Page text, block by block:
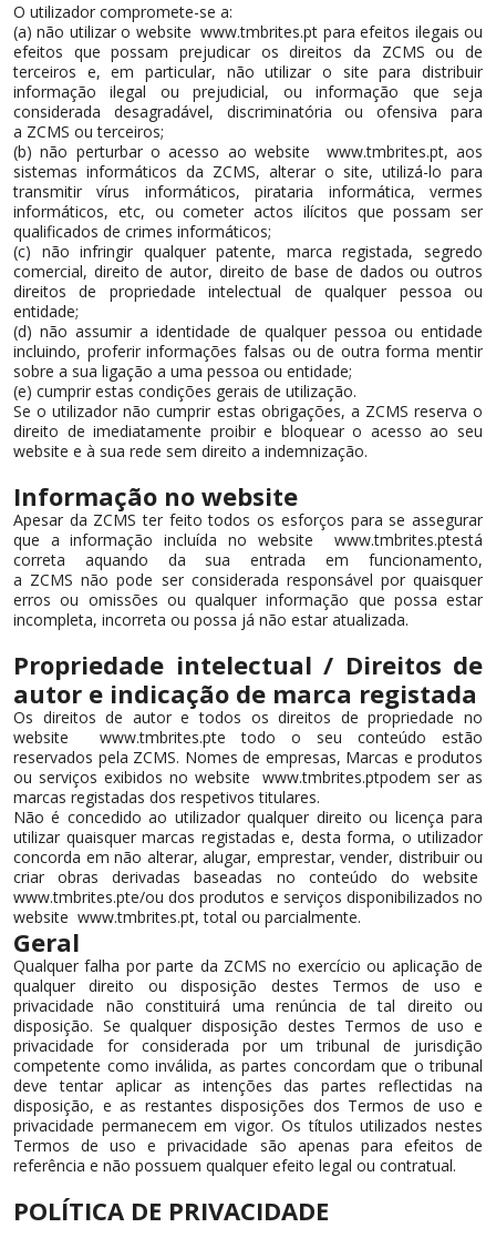
O utilizador compromete-se a:
(a) não utilizar o website www.tmbrites.pt para efeitos ilegais ou
efeitos que possam prejudicar os direitos da ZCMS ou de
terceiros e, em particular, não utilizar o site para distribuir
informação ilegal ou prejudicial, ou informação que seja
considerada desagradável, discriminatória ou ofensiva para
a ZCMS ou terceiros;
(b) não perturbar o acesso ao website www.tmbrites.pt, aos
sistemas informáticos da ZCMS, alterar o site, utilizá-lo para
transmitir vírus informáticos, pirataria informática, vermes
informáticos, etc, ou cometer actos ilícitos que possam ser
qualificados de crimes informáticos;
(c) não infringir qualquer patente, marca registada, segredo
comercial, direito de autor, direito de base de dados ou outros
direitos de propriedade intelectual de qualquer pessoa ou
entidade;
(d) não assumir a identidade de qualquer pessoa ou entidade
incluindo, proferir informações falsas ou de outra forma mentir
sobre a sua ligação a uma pessoa ou entidade;
(e) cumprir estas condições gerais de utilização.
Se o utilizador não cumprir estas obrigações, a ZCMS reserva o
direito de imediatamente proibir e bloquear o acesso ao seu
website e à sua rede sem direito a indemnização.
Informação no website
Apesar da ZCMS ter feito todos os esforços para se assegurar
que a informação incluída no website www.tmbrites.ptestá
correta aquando da sua entrada em funcionamento,
a ZCMS não pode ser considerada responsável por quaisquer
erros ou omissões ou qualquer informação que possa estar
incompleta, incorreta ou possa já não estar atualizada.
Propriedade intelectual / Direitos de
autor e indicação de marca registada
Os direitos de autor e todos os direitos de propriedade no
website www.tmbrites.pte todo o seu conteúdo estão
reservados pela ZCMS. Nomes de empresas, Marcas e produtos
ou serviços exibidos no website www.tmbrites.ptpodem ser as
marcas registadas dos respetivos titulares.
Não é concedido ao utilizador qualquer direito ou licença para
utilizar quaisquer marcas registadas e, desta forma, o utilizador
concorda em não alterar, alugar, emprestar, vender, distribuir ou
criar obras derivadas baseadas no conteúdo do website
www.tmbrites.pte/ou dos produtos e serviços disponibilizados no
website www.tmbrites.pt, total ou parcialmente.
Geral
Qualquer falha por parte da ZCMS no exercício ou aplicação de
qualquer direito ou disposição destes Termos de uso e
privacidade não constituirá uma renúncia de tal direito ou
disposição. Se qualquer disposição destes Termos de uso e
privacidade for considerada por um tribunal de jurisdição
competente como inválida, as partes concordam que o tribunal
deve tentar aplicar as intenções das partes reflectidas na
disposição, e as restantes disposições dos Termos de uso e
privacidade permanecem em vigor. Os títulos utilizados nestes
Termos de uso e privacidade são apenas para efeitos de
referência e não possuem qualquer efeito legal ou contratual.
POLÍTICA DE PRIVACIDADE